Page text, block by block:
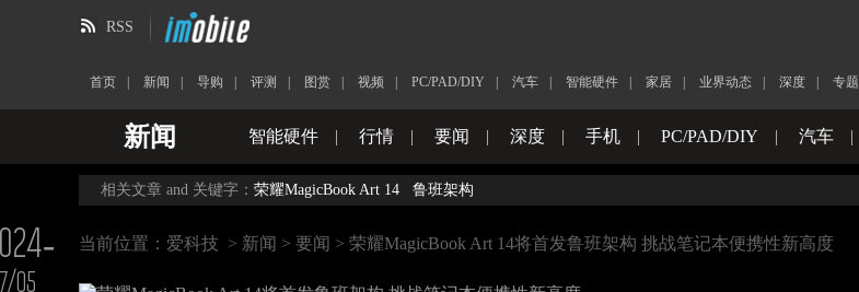
RSS
首页 新闻 导购 评测 图赏 视频 PC/PAD/DIY 汽车 智能硬件 家居 业界动态 深度 专题
新闻 智能硬件 | 行情 | 要闻 | 深度 | 手机 | PC/PAD/DIY | 汽车 |
05
相关文章 and 关键字： 荣耀MagicBook Art 14 鲁班架构
当前位置： 爱科技 > 新闻 > 要闻 > 荣耀MagicBook Art 14将首发鲁班架构 挑战笔记本便携性新高度